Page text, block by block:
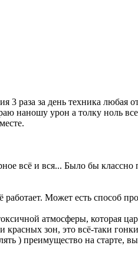
3 раза за день техника
наношу урон а толку ноль
и вся... Было бы классно
работает. Может есть способ
атмосферы, которая
зон, это всё-таки
) преимущество на